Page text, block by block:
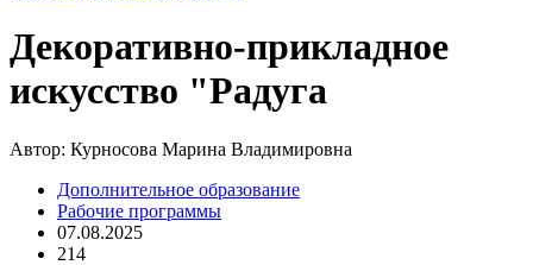
Декоративно-прикладное
искусство "Радуга
Автор: Курносова Марина Владимировна
Дополнительное образование
Рабочие программы
07.08.2025
214